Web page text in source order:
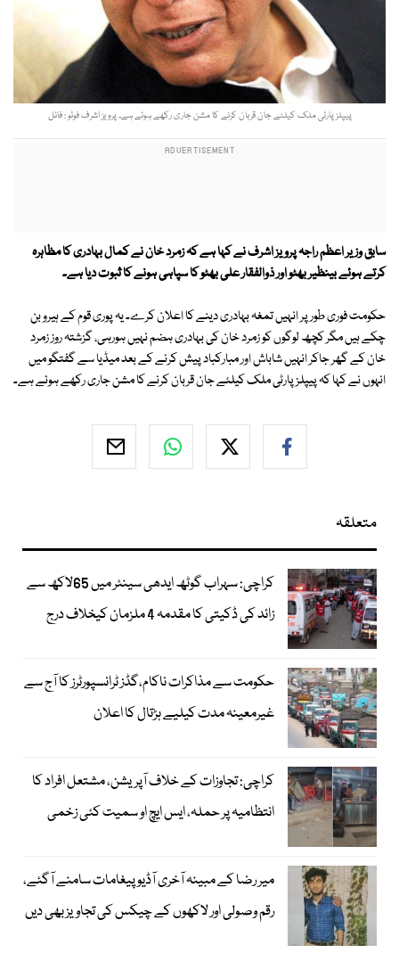
پیپلز پارٹی ملک کیلئے جان قربان کرنے کا مشن جاری رکھے ہوئے ہے۔ پرویز اشرف فوٹو : فائل
سابق وزیر اعظم راجہ پرویز اشرف نے کہا ہے کہ زمرد خان نے کمال بہادری کا مظاہرہ
کرتے ہوئے بینظیر بھٹو اور ذوالفقار علی بھٹو کا سپاہی ہونے کا ثبوت دیا ہے۔
حکومت فوری طور پر انہیں تمغہ بہادری دینے کا اعلان کرے۔ یہ پوری قوم کے ہیرو بن
چکے ہیں مگر کچھ لوگوں کو زمرد خان کی بہادری ہضم نہیں ہورہی، گزشتہ روز زمرد
خان کے گھر جاکر انہیں شاباش اور مبارکباد پیش کرنے کے بعد میڈیا سے گفتگو میں
انہوں نے کہا کہ پیپلز پارٹی ملک کیلئے جان قربان کرنے کا مشن جاری رکھے ہوئے ہے۔
متعلقہ
کراچی: سہراب گوٹھ ایدھی سینٹر میں 65لاکھ سے
زائد کی ڈکیتی کا مقدمہ 4 ملزمان کیخلاف درج
حکومت سے مذاکرات ناکام،گڈز ٹرانسپورٹرز کا آج سے
غیرمعینہ مدت کیلیے ہڑتال کا اعلان
کراچی: تجاوزات کے خلاف آپریشن، مشتعل افراد کا
انتظامیہ پر حملہ، ایس ایچ او سمیت کئی زخمی
میر رضا کے مبینہ آخری آڈیو پیغامات سامنے آگئے،
رقم وصولی اور لاکھوں کے چیکس کی تجاویز بھی دیں